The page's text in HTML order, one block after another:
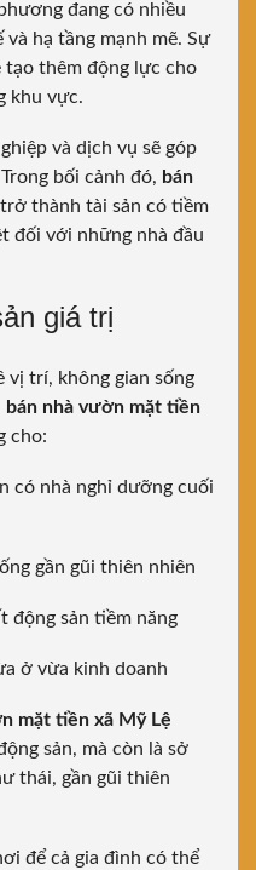
đang có nhiều
hạ tầng mạnh mẽ. Sự
tạo thêm động lực cho
khu vực.
và dịch vụ sẽ góp
bối cảnh đó, bán
trở thành tài sản có tiềm
đối với những nhà đầu
giá trị
vị trí, không gian sống
bán nhà vườn mặt tiền
cho:
có nhà nghỉ dưỡng cuối
gần gũi thiên nhiên
động sản tiềm năng
ở vừa kinh doanh
mặt tiền xã Mỹ Lệ
sản, mà còn là sở
thái, gần gũi thiên
để cả gia đình có thể